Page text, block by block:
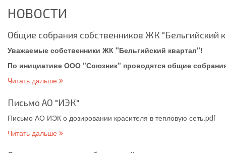
НОВОСТИ
Общие собрания собственников ЖК "Бельгийский
Уважаемые собственники ЖК "Бельгийский квартал"!
По инициативе ООО "Союзник" проводятся общие
Читать дальше
Письмо АО "ИЭК"
Письмо АО ИЭК о дозировании красителя в тепловую сеть.pdf
Читать дальше